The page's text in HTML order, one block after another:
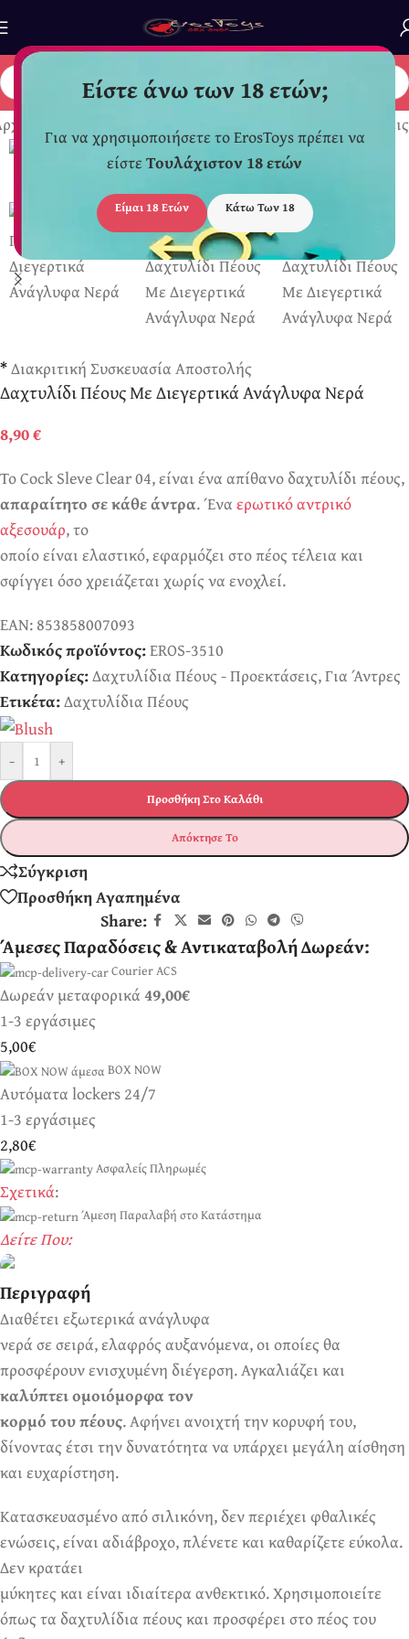
Είστε άνω των 18 ετών;
Για να χρησιμοποιήσετε το ErosToys πρέπει να
είστεΤουλάχιστον 18 ετών
Είμαι 18 Ετών Κάτω Των 18
σελίδα / Δαχτυλίδια Πέους - Προεκτάσεις
*Διακριτική Συσκευασία Αποστολής
Δαχτυλίδι Πέους Με Διεγερτικά Ανάγλυφα Νερά
8,90€
Το Cock Sleve Clear 04, είναι ένα απίθανο δαχτυλίδι πέους,
απαραίτητο σε κάθε άντρα. Έναερωτικό αντρικό
αξεσουάρ, το
οποίο είναι ελαστικό, εφαρμόζει στο πέος τέλεια και
σφίγγει όσο χρειάζεται χωρίς να ενοχλεί.
EAN:853858007093
Κωδικός προϊόντος:EROS-3510
Κατηγορίες:Δαχτυλίδια Πέους - Προεκτάσεις,Για Άντρες
Ετικέτα:Δαχτυλίδια Πέους
- +
Προσθήκη Στο Καλάθι
Απόκτησε Το
Σύγκριση
Προσθήκη Αγαπημένα
Share:
Άμεσες Παραδόσεις & Αντικαταβολή Δωρεάν:
Courier ACS
Δωρεάν μεταφορικά49,00€
1-3 εργάσιμες
5,00€
BOX NOW
Αυτόματα lockers 24/7
1-3 εργάσιμες
2,80€
Ασφαλείς Πληρωμές
Σχετικά:
Άμεση Παραλαβή στο Κατάστημα
Δείτε Που:
Ερωτικά Παιχνίδια
Πάντα! Black Friday!
Περιγραφή
Διαθέτει εξωτερικά ανάγλυφα
νερά σε σειρά, ελαφρός αυξανόμενα, οι οποίες θα
προσφέρουν ενισχυμένη διέγερση. Αγκαλιάζει και
καλύπτει ομοιόμορφα τον
κορμό του πέους. Αφήνει ανοιχτή την κορυφή του,
δίνοντας έτσι την δυνατότητα να υπάρχει μεγάλη αίσθηση
και ευχαρίστηση.
Κατασκευασμένο από σιλικόνη, δεν περιέχει φθαλικές
ενώσεις, είναι αδιάβροχο, πλένετε και καθαρίζετε εύκολα.
Δεν κρατάει
μύκητες και είναι ιδιαίτερα ανθεκτικό. Χρησιμοποιείτε
όπως τα δαχτυλίδια πέους και προσφέρει στο πέος του